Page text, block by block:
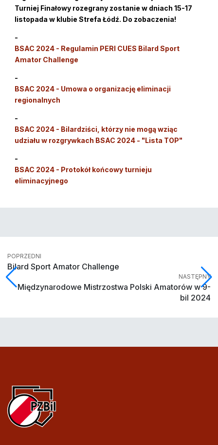
Turniej Finałowy rozegrany zostanie w dniach 15-17
listopada w klubie Strefa Łódź. Do zobaczenia!
-
BSAC 2024 - Regulamin PERI CUES Bilard Sport
Amator Challenge
-
BSAC 2024 - Umowa o organizację eliminacji
regionalnych
-
BSAC 2024 - Bilardziści, którzy nie mogą wziąc
udziału w rozgrywkach BSAC 2024 - "Lista TOP"
-
BSAC 2024 - Protokół końcowy turnieju
eliminacyjnego
POPRZEDNI
Bilard Sport Amator Challenge
NASTĘPNY
Międzynarodowe Mistrzostwa Polski Amatorów w 9-
bil 2024